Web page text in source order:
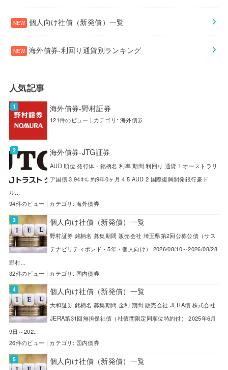
個人向け社債（新発債）一覧
海外債券-利回り通貨別ランキング
人気記事
海外債券-野村証券
121件のビュー | カテゴリ: 海外債券
海外債券-JTG証券
AUD 順位 発行体・銘柄名 利率 期間 利回り 通貨 1 オーストラリ
ア国債 3.944% 約9年0ヶ月 4.5 AUD 2 国際復興開発銀行豪ド
ル...
94件のビュー | カテゴリ: 海外債券
個人向け社債（新発債）一覧
野村証券 銘柄名 募集期間 販売会社 埼玉県第2回公募公債（サス
テナビリティボンド・5年・個人向け） 2026/08/10～2026/08/28
野村...
32件のビュー | カテゴリ: 国内債券
個人向け社債（新発債）一覧
大和証券 銘柄名 募集期間 金利 期間 販売会社 JERA債 株式会社
JERA第31回無担保社債（社債間限定同順位特約付） 2025年6月
9日～202...
26件のビュー | カテゴリ: 国内債券
個人向け社債（新発債）一覧